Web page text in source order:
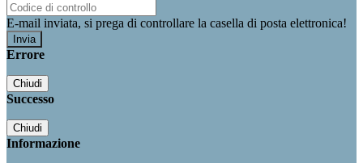
E-mail inviata, si prega di controllare la casella di posta elettronica!
Errore
Chiudi
Successo
Chiudi
Informazione